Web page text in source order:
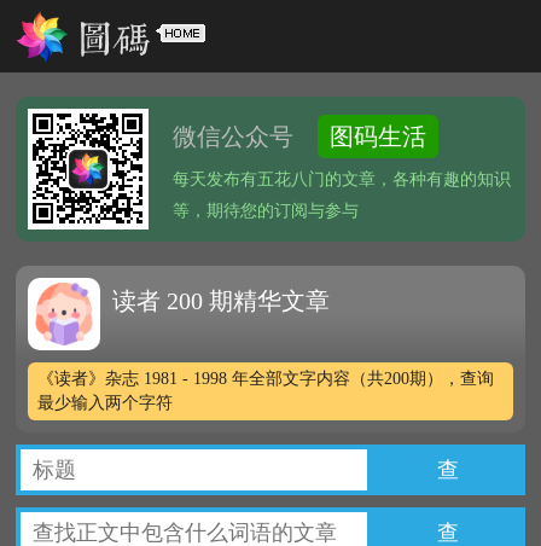
微信公众号 图码生活
每天发布有五花八门的文章，各种有趣的知识
等，期待您的订阅与参与
读者 200 期精华文章
《读者》杂志 1981 - 1998 年全部文字内容（共200期），查询
最少输入两个字符
查
查